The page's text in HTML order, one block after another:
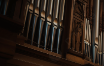
Przejdź
treści
Main
Menu